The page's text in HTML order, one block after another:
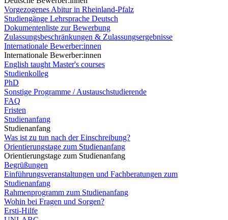
Vorgezogenes Abitur in Rheinland-Pfalz
Studiengänge Lehrsprache Deutsch
Dokumentenliste zur Bewerbung
Zulassungsbeschränkungen & Zulassungsergebnisse
Internationale Bewerber:innen
Internationale Bewerber:innen
English taught Master's courses
Studienkolleg
PhD
Sonstige Programme / Austauschstudierende
FAQ
Fristen
Studienanfang
Studienanfang
Was ist zu tun nach der Einschreibung?
Orientierungstage zum Studienanfang
Orientierungstage zum Studienanfang
Begrüßungen
Einführungsveranstaltungen und Fachberatungen zum
Studienanfang
Rahmenprogramm zum Studienanfang
Wohin bei Fragen und Sorgen?
Ersti-Hilfe